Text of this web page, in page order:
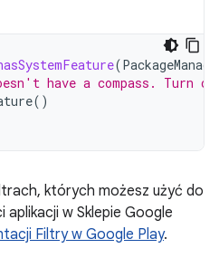
(
have a compass. Turn
()
których możesz użyć do
w Sklepie Google
Filtry w Google Play.